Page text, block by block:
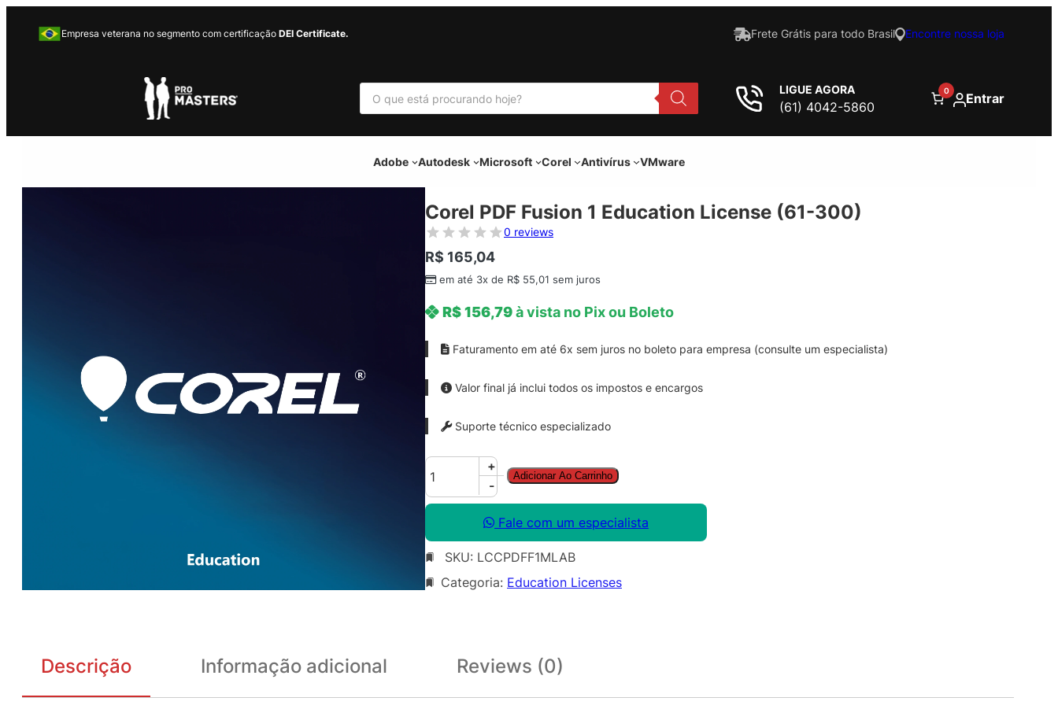
Empresa veterana no segmento com certificação DEI Certificate. Frete Grátis para todo Brasil Encontre nossa loja
P
s
u
r
LIGUE AGORA
(61) 4042-5860
0 Entrar
Adobe Autodesk Microsoft Corel Antivírus VMware
Corel PDF Fusion 1 Education License (61-300)
0 reviews
R$ 165,04
em até 3x de R$ 55,01 sem juros
R$156,79à vista no Pix ou Boleto
Faturamento em até 6x sem juros no boleto para empresa (consulte um especialista)
Valor final já inclui todos os impostos e encargos
Suporte técnico especializado
C
r
l
P
D
+
-
Adicionar Ao Carrinho
Fale com um especialista
SKU: LCCPDFF1MLAB
Categoria: Education Licenses
Descrição Informação adicional Reviews (0)